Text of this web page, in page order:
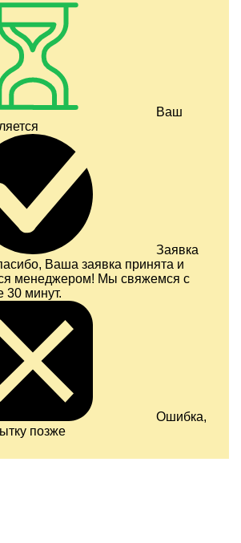
Ваш
Заявка
Ваша заявка принята и
менеджером! Мы свяжемся с
30 минут.
Ошибка,
позже